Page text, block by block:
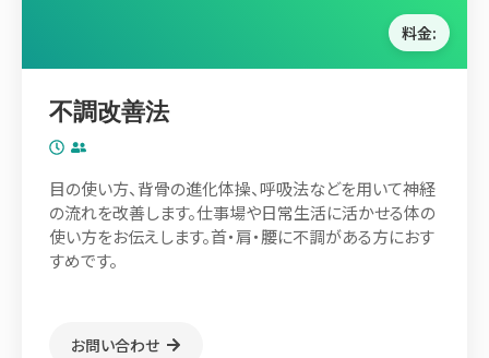
料金:
不調改善法
目の使い方、背骨の進化体操、呼吸法などを用いて神経
の流れを改善します。仕事場や日常生活に活かせる体の
使い方をお伝えします。首・肩・腰に不調がある方におす
すめです。
お問い合わせ